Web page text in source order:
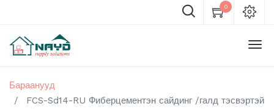
0
Бараанууд
FCS-Sd14-RU Фиберцементэн сайдинг /галд тэсвэртэй